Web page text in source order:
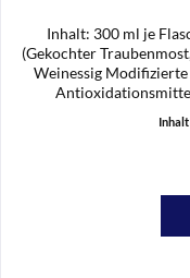
Inhalt: 300 ml je
(Gekochter
Weinessig